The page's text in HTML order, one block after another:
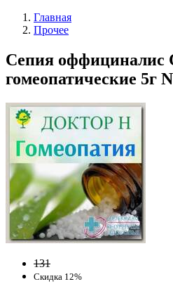
Главная
Прочее
Сепия оффициналис
гомеопатические 5г
131
Скидка 12%